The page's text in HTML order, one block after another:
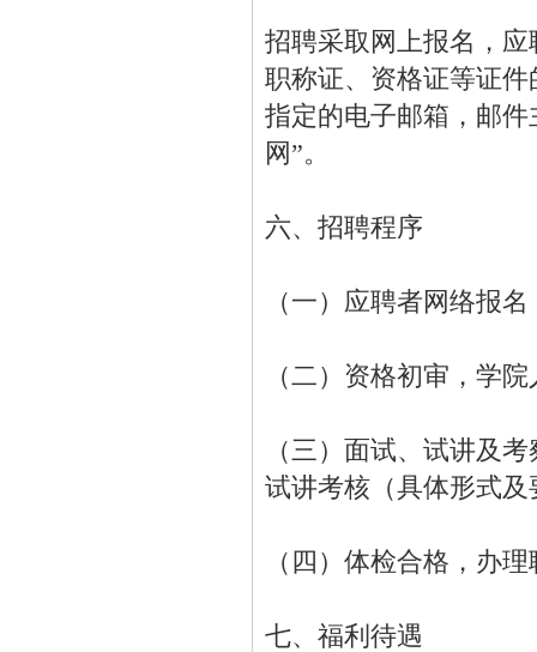
招聘采取网上报名，
职称证、资格证等证
指定的电子邮箱，邮
网”。
六、招聘程序
（一）应聘者网络报
（二）资格初审，学
（三）面试、试讲及
试讲考核（具体形式
（四）体检合格，办
七、福利待遇